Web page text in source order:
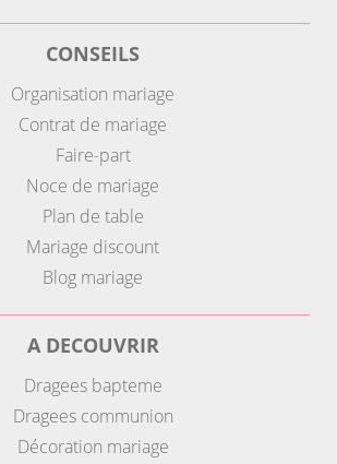
CONSEILS
Organisation mariage
Contrat de mariage
Faire-part
Noce de mariage
Plan de table
Mariage discount
Blog mariage
A DECOUVRIR
Dragees bapteme
Dragees communion
Décoration mariage